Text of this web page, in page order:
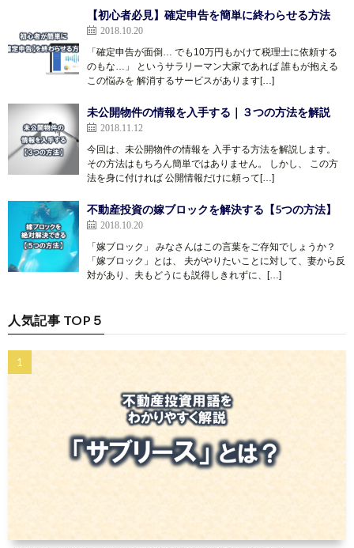
【初心者必見】確定申告を簡単に終わらせる方法
2018.10.20
「確定申告が面倒… でも10万円もかけて税理士に依頼する
のもな…」 というサラリーマン大家であれば 誰もが抱える
この悩みを 解消するサービスがあります[…]
未公開物件の情報を入手する｜３つの方法を解説
2018.11.12
今回は、未公開物件の情報を 入手する方法を解説します。
その方法はもちろん簡単ではありません。 しかし、 この方
法を身に付ければ 公開情報だけに頼って[…]
不動産投資の嫁ブロックを解決する【5つの方法】
2018.10.20
「嫁ブロック」 みなさんはこの言葉をご存知でしょうか？
「嫁ブロック」とは、 夫がやりたいことに対して、妻から反
対があり、夫もどうにも説得しきれずに、[…]
人気記事 TOP５